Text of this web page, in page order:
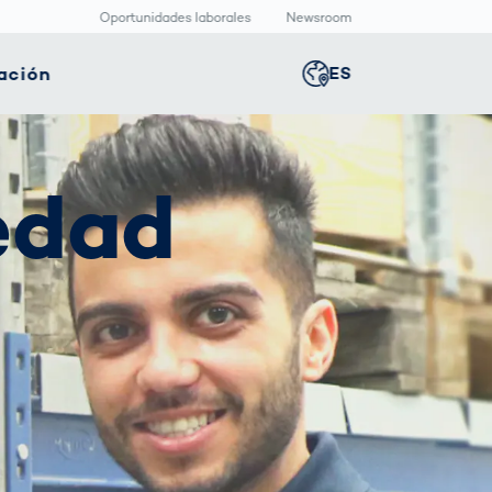
Oportunidades laborales Newsroom
Logística
inteligente
Logística en el
Comercio
Electrónico bajo
Presión
Sala de redacción
Centro
multimedia
Press Releases
ES
Global
Germany deutsch
Middle East عربى
Austria deutsch
Korea 한국어
Japan 日本